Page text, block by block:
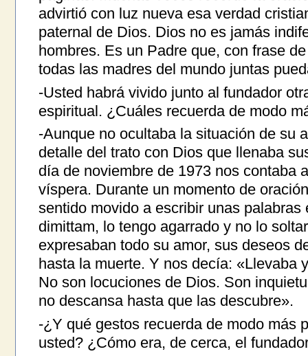
advirtió con luz nueva esa verdad
paternal de Dios. Dios no es jamás
hombres. Es un Padre que, con frase
todas las madres del mundo juntas
-Usted habrá vivido junto al fundador
espiritual. ¿Cuáles recuerda de modo
-Aunque no ocultaba la situación de su
detalle del trato con Dios que llenaba
día de noviembre de 1973 nos contaba
víspera. Durante un momento de
sentido movido a escribir unas palabras
dimittam, lo tengo agarrado y no lo
expresaban todo su amor, sus deseos
hasta la muerte. Y nos decía: «Llevaba
No son locuciones de Dios. Son
no descansa hasta que las descubre».
-¿Y qué gestos recuerda de modo más
usted? ¿Cómo era, de cerca, el